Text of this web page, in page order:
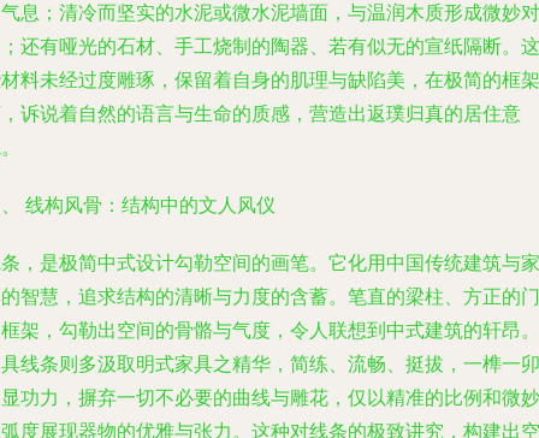
息；清冷而坚实的水泥或微水泥墙面，与温润木质形成微妙对
还有哑光的石材、手工烧制的陶器、若有似无的宣纸隔断。这
料未经过度雕琢，保留着自身的肌理与缺陷美，在极简的框架
诉说着自然的语言与生命的质感，营造出返璞归真的居住意
线构风骨：结构中的文人风仪
，是极简中式设计勾勒空间的画笔。它化用中国传统建筑与家
智慧，追求结构的清晰与力度的含蓄。笔直的梁柱、方正的门
架，勾勒出空间的骨骼与气度，令人联想到中式建筑的轩昂。
线条则多汲取明式家具之精华，简练、流畅、挺拔，一榫一卯
功力，摒弃一切不必要的曲线与雕花，仅以精准的比例和微妙
度展现器物的优雅与张力。这种对线条的极致讲究，构建出空